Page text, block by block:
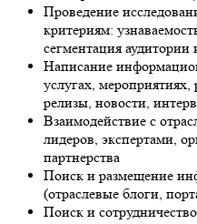
Проведение
критериям:
сегментация аудитории
Написание
услугах, мероприятиях,
релизы, новости,
Взаимодействие с
лидеров, экспертами,
партнерства
Поиск и размещение
(отраслевые блоги,
Поиск и